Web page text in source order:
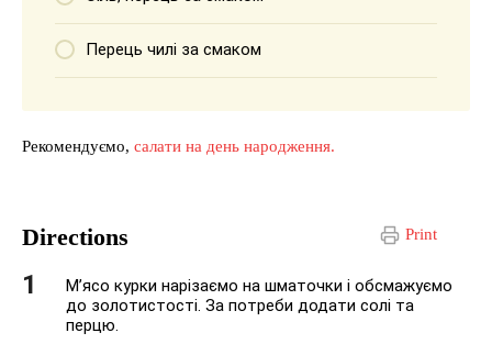
Перець чилі за смаком
Рекомендуємо, салати на день народження.
Print
Directions
М’ясо курки нарізаємо на шматочки і обсмажуємо
до золотистості. За потреби додати солі та
перцю.